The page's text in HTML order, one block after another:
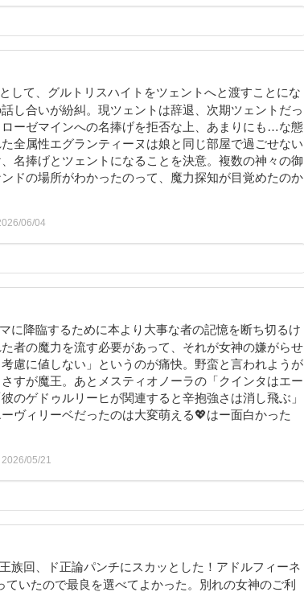
して、グルトリスハイトをツェントへと渡すことにな
し合いが紛糾。現ツェントは辞退、次期ツェントだっ
ーゼマインへの名捧げを拒否な上、あまりにも…な態
全属性エグランティーヌは娘と同じ部屋で過ごせない
名捧げとツェントになることを決意。複数の神々の御
ドの場所がわかったのって、魔力探知が目覚めたのか
06/04
に降臨するために本より大事な者の記憶を断ち切るけ
者の魔力を流す必要があって、それが女神の嫌がらせ
慮に値しない」というのが痛快。野蛮と言われようが
すが魔王。あとメスティオノーラの「クインタはエー
のゲドゥルリーヒが関連すると辛抱強さは消し飛ぶ」
ヴィリーベだったのは大変萌える💖はー面白かった
2026/05/21
族回、ド正論パンチにスカッとした！アドルフィーネ
いたので最良を選べてよかった。別れの女神のご利